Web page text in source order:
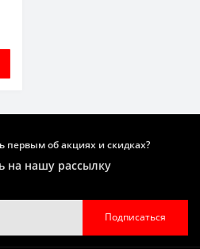
первым об акциях и скидках?
на нашу рассылку
Подписаться